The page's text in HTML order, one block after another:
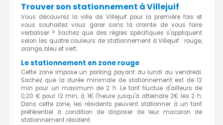
Trouver son stationnement à Villejuif
Vous découvrez la ville de Villejuif pour la première fois et
vous souhaitez vous garer sans la crainte de vous faire
verbaliser ? Sachez que des règles spécifiques s'appliquent
selon les quatre couleurs de stationnement à Villejuif : rouge,
orange, bleu et vert.
Le stationnement en zone rouge
Cette zone impose un parking payant du lundi au vendredi.
Sachez que la durée minimale de stationnement est de 12
min pour un maximum de 2 h. Le tarif fluctue d'ailleurs de
0,20 € pour 12 min, à 1€ l'heure jusqu'à atteindre 2€ les 2 h.
Dans cette zone, les résidents peuvent stationner à un tarif
préférentiel à condition de disposer de leur macaron de
stationnement résident.